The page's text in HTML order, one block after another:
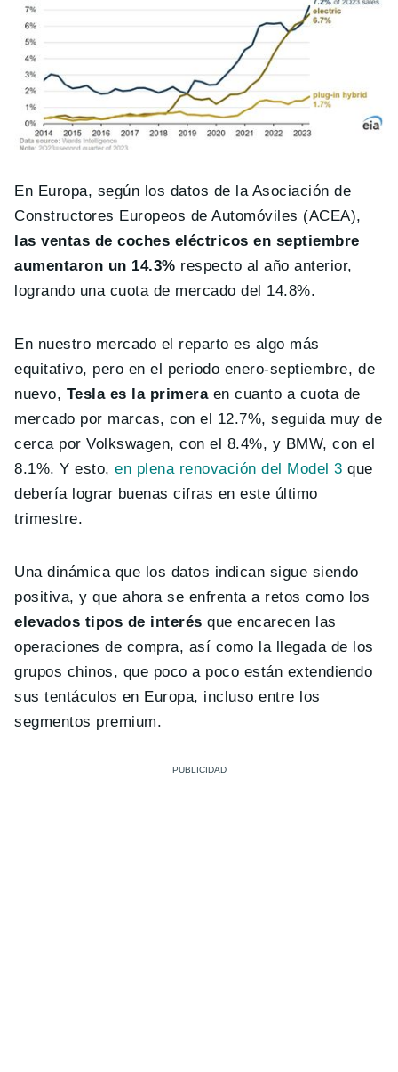
En Europa, según los datos de la Asociación de
Constructores Europeos de Automóviles (ACEA),
las ventas de coches eléctricos en septiembre
aumentaron un 14.3% respecto al año anterior,
logrando una cuota de mercado del 14.8%.
En nuestro mercado el reparto es algo más
equitativo, pero en el periodo enero-septiembre, de
nuevo, Tesla es la primeraen cuanto a cuota de
mercado por marcas, con el 12.7%, seguida muy de
cerca por Volkswagen, con el 8.4%, y BMW, con el
8.1%. Y esto,en plena renovación del Model 3 que
debería lograr buenas cifras en este último
trimestre.
Una dinámica que los datos indican sigue siendo
positiva, y que ahora se enfrenta a retos como los
elevados tipos de interés que encarecen las
operaciones de compra, así como la llegada de los
grupos chinos, que poco a poco están extendiendo
sus tentáculos en Europa, incluso entre los
segmentos premium.